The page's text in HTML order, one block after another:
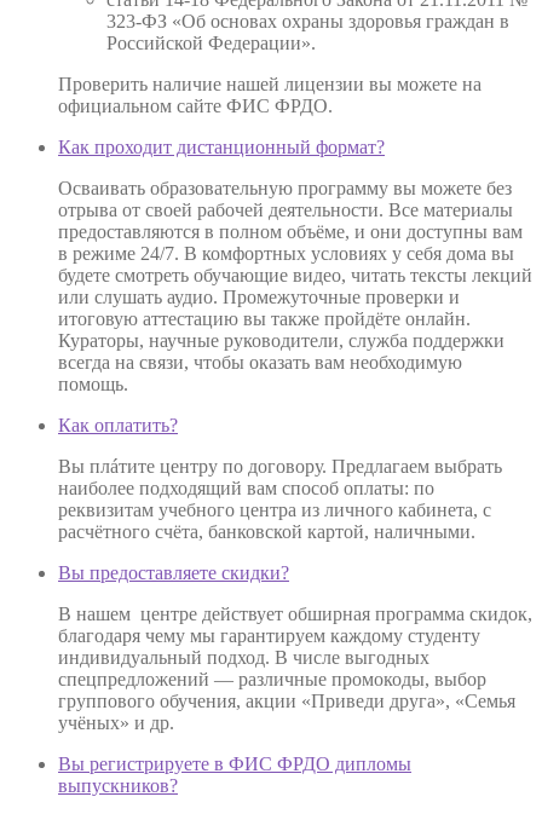
323-ФЗ «Об основах охраны здоровья граждан в
Российской Федерации».
Проверить наличие нашей лицензии вы можете на
официальном сайте ФИС ФРДО.
Как проходит дистанционный формат?
Осваивать образовательную программу вы можете без
отрыва от своей рабочей деятельности. Все материалы
предоставляются в полном объёме, и они доступны вам
в режиме 24/7. В комфортных условиях у себя дома вы
будете смотреть обучающие видео, читать тексты лекций
или слушать аудио. Промежуточные проверки и
итоговую аттестацию вы также пройдёте онлайн.
Кураторы, научные руководители, служба поддержки
всегда на связи, чтобы оказать вам необходимую
помощь.
Как оплатить?
Вы плáтите центру по договору. Предлагаем выбрать
наиболее подходящий вам способ оплаты: по
реквизитам учебного центра из личного кабинета, с
расчётного счёта, банковской картой, наличными.
Вы предоставляете скидки?
В нашем центре действует обширная программа скидок,
благодаря чему мы гарантируем каждому студенту
индивидуальный подход. В числе выгодных
спецпредложений — различные промокоды, выбор
группового обучения, акции «Приведи друга», «Семья
учёных» и др.
Вы регистрируете в ФИС ФРДО дипломы
выпускников?